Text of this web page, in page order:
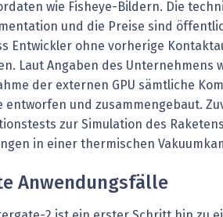
wie Fisheye-Bildern. Die
und die Preise sind
Entwickler ohne vorherige
Laut Angaben des Unternehmens
der externen GPU sämtliche
entworfen und zusammengebaut.
zur Simulation des
in einer thermischen
Anwendungsfälle